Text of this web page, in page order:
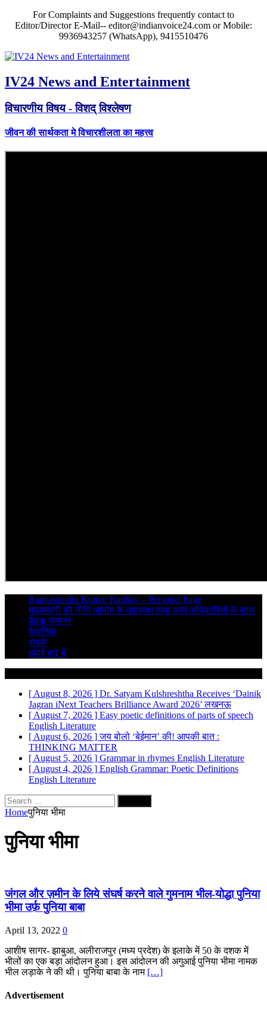
For Complaints and Suggestions frequently contact to
Editor/Director E-Mail-- editor@indianvoice24.com or Mobile:
9936943257 (WhatsApp), 9415510476
IV24 News and Entertainment
विचारणीय विषय - विशद् विश्लेषण
जीवन की सार्थकता मे विचारशीलता का महत्त्व
Raghavendra Kumar Raghav – Personal Page
मुख्यमंत्री की नीति आयोग के उपाध्यक्ष तथा अन्य अधिकारियों के साथ
बैठक सम्पन्न
वैधानिक
संपर्क
हमारे बारे में
[ August 8, 2026 ] Dr. Satyam Kulshreshtha Receives ‘Dainik
Jagran iNext Teachers Brilliance Award 2026’लखनऊ
[ August 7, 2026 ] Easy poetic definitions of parts of speech
English Literature
[ August 6, 2026 ]जय बोलो ‘बेईमान’ की! आपकी बात :
THINKING MATTER
[ August 5, 2026 ] Grammar in rhymes English Literature
[ August 4, 2026 ] English Grammar: Poetic Definitions
English Literature
Search
for:
Homeपुनिया भीमा
पुनिया भीमा
जंगल और ज़मीन के लिये संघर्ष करने वाले गुमनाम भील-योद्धा पुनिया
भीमा उर्फ़ पुनिया बाबा
April 13, 2022 0
आशीष सागर- झाबुआ, अलीराजपुर (मध्य प्रदेश) के इलाके में 50 के दशक में
भीलों का एक बड़ा आंदोलन हुआ। इस आंदोलन की अगुआई पुनिया भीमा नामक
भील लड़ाके ने की थी। पुनिया बाबा के नाम […]
Advertisement